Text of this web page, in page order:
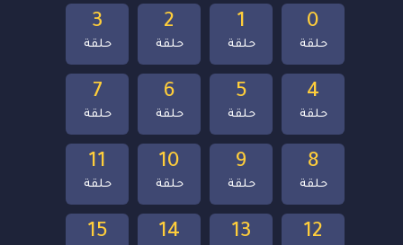
15 14 13 12
11
حلقة
10
حلقة
9
حلقة
8
حلقة
7
حلقة
6
حلقة
5
حلقة
4
حلقة
3
حلقة
2
حلقة
1
حلقة
0
حلقة